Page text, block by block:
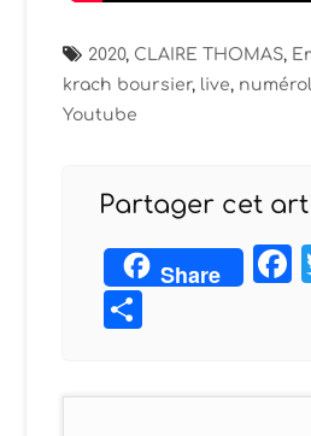
2020, CLAIRE THOMAS,
krach boursier, live,
Youtube
Partager cet
Share